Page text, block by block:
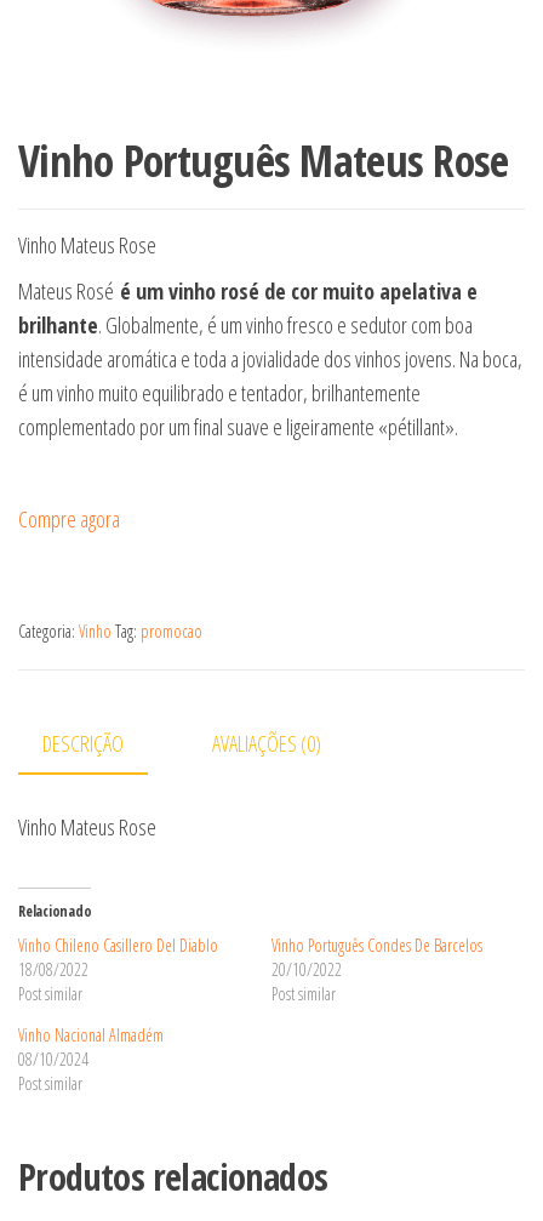
Vinho Português Mateus Rose
Vinho Mateus Rose
Mateus Rosé é um vinho rosé de cor muito apelativa e
brilhante. Globalmente, é um vinho fresco e sedutor com boa
intensidade aromática e toda a jovialidade dos vinhos jovens. Na boca,
é um vinho muito equilibrado e tentador, brilhantemente
complementado por um final suave e ligeiramente «pétillant».
Compre agora
Categoria: Vinho Tag: promocao
DESCRIÇÃO AVALIAÇÕES (0)
Vinho Mateus Rose
Relacionado
Vinho Chileno Casillero Del Diablo
18/08/2022
Post similar
Vinho Português Condes De Barcelos
20/10/2022
Post similar
Vinho Nacional Almadém
08/10/2024
Post similar
Produtos relacionados